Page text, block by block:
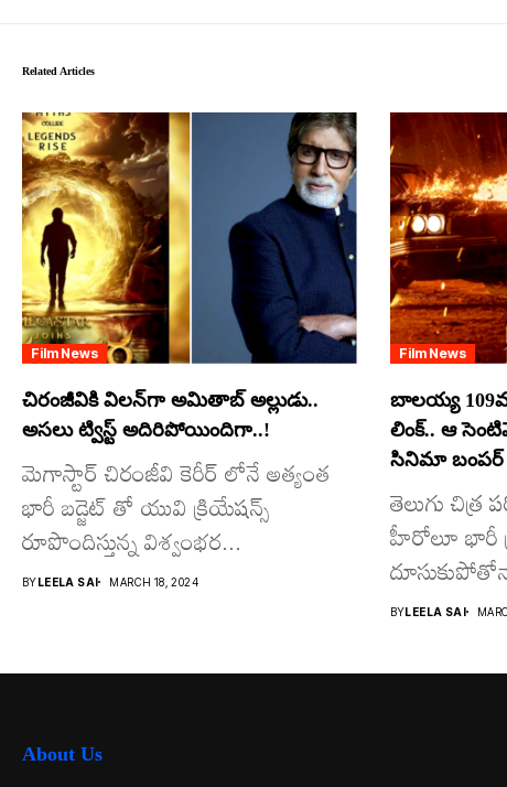
Related Articles
Film News
చిరంజీవికి విలన్‌గా అమితాబ్ అల్లుడు..
అసలు ట్విస్ట్ అదిరిపోయిందిగా..!
మెగాస్టార్ చిరంజీవి కెరీర్ లోనే అత్యంత
భారీ బడ్జెట్ తో యువి క్రియేషన్స్
రూపొందిస్తున్న విశ్వంభర...
BYLEELA SAI MARCH 18, 2024
Film News
బాలయ్య
లింక్.. ఆ
సినిమా
తెలుగు చిత్ర
హీరోలూ భారీ
మాత్రమే...
BYLEELA SAI
About Us